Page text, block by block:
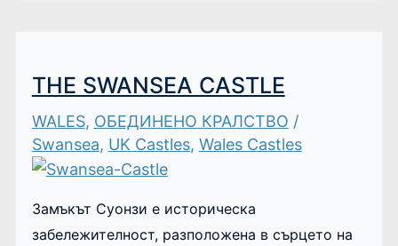
THE SWANSEA CASTLE
WALES, ОБЕДИНЕНО КРАЛСТВО /
Swansea, UK Castles, Wales Castles
Замъкът Суонзи е историческа
забележителност, разположена в сърцето на